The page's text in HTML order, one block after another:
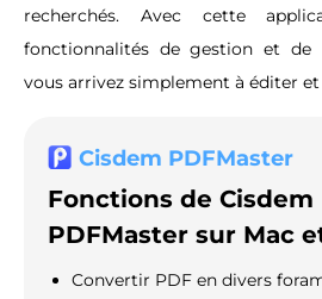
recherchés. Avec cette
fonctionnalités de gestion et de
vous arrivez simplement à éditer
Cisdem PDFMaster
Fonctions de Cisdem
PDFMaster sur Mac
Convertir PDF en divers